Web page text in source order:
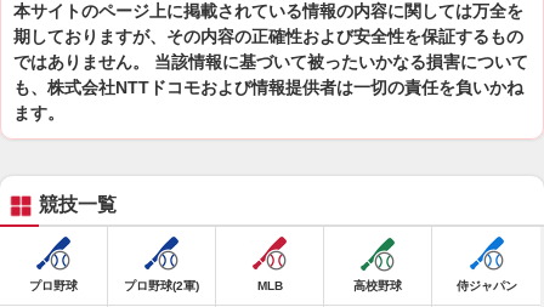
本サイトのページ上に掲載されている情報の内容に関しては万全を
期しておりますが、その内容の正確性および安全性を保証するもの
ではありません。 当該情報に基づいて被ったいかなる損害について
も、株式会社NTTドコモおよび情報提供者は一切の責任を負いかね
ます。
競技一覧
プロ野球 プロ野球(2軍) MLB 高校野球 侍ジャパン